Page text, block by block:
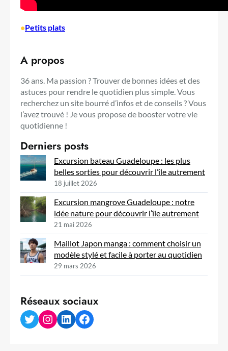
•Petits plats
A propos
36 ans. Ma passion ? Trouver de bonnes idées et des
astuces pour rendre le quotidien plus simple. Vous
recherchez un site bourré d’infos et de conseils ? Vous
l’avez trouvé ! Je vous propose de booster votre vie
quotidienne !
Derniers posts
Excursion bateau Guadeloupe : les plus
belles sorties pour découvrir l’île autrement
18 juillet 2026
Excursion mangrove Guadeloupe : notre
idée nature pour découvrir l’île autrement
21 mai 2026
Maillot Japon manga : comment choisir un
modèle stylé et facile à porter au quotidien
29 mars 2026
Réseaux sociaux
Twitter Instagram LinkedIn Facebook